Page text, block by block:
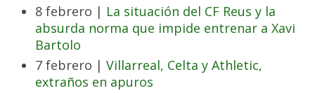
8 febrero | La situación del CF Reus y la
absurda norma que impide entrenar a Xavi
Bartolo
7 febrero | Villarreal, Celta y Athletic,
extraños en apuros